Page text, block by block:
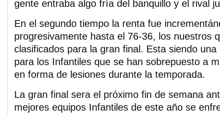
gente entraba algo fría del banquillo y el rival
En el segundo tiempo la renta fue
progresivamente hasta el 76-36, los nuestros
clasificados para la gran final. Esta siendo
para los Infantiles que se han sobrepuesto a
en forma de lesiones durante la temporada.
La gran final sera el próximo fin de semana
mejores equipos Infantiles de este año se